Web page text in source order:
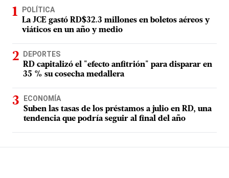
POLÍTICA
La JCE gastó RD$32.3 millones en boletos aéreos y
viáticos en un año y medio
DEPORTES
RD capitalizó el "efecto anfitrión" para disparar en
35 % su cosecha medallera
ECONOMÍA
Suben las tasas de los préstamos a julio en RD, una
tendencia que podría seguir al final del año